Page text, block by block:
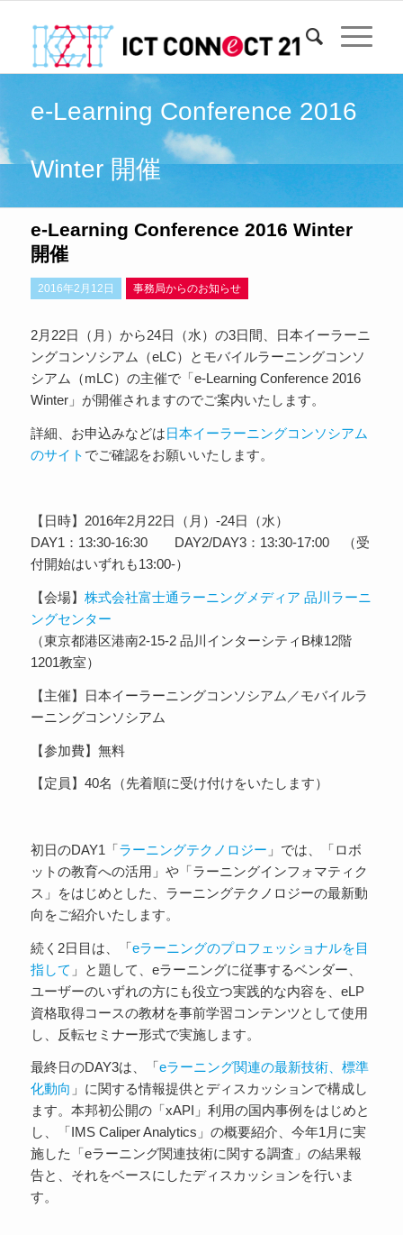
e-Learning Conference 2016
Winter 開催
e-Learning Conference 2016 Winter
開催
2016年2月12日 事務局からのお知らせ
2月22日（月）から24日（水）の3日間、日本イーラーニ
ングコンソシアム（eLC）とモバイルラーニングコンソ
シアム（mLC）の主催で「e-Learning Conference 2016
Winter」が開催されますのでご案内いたします。
詳細、お申込みなどは日本イーラーニングコンソシアム
のサイト でご確認をお願いいたします。
【日時】2016年2月22日（月）-24日（水）
DAY1：13:30-16:30 DAY2/DAY3：13:30-17:00 （受
付開始はいずれも13:00-）
【会場】 株式会社富士通ラーニングメディア 品川ラーニ
ングセンター
（東京都港区港南2-15-2 品川インターシティB棟12階
1201教室）
【主催】日本イーラーニングコンソシアム／モバイルラ
ーニングコンソシアム
【参加費】無料
【定員】40名（先着順に受け付けをいたします）
初日のDAY1「ラーニングテクノロジー 」では、「ロボ
ットの教育への活用」や「ラーニングインフォマティク
ス」をはじめとした、ラーニングテクノロジーの最新動
向をご紹介いたします。
続く2日目は、「eラーニングのプロフェッショナルを目
指して 」と題して、eラーニングに従事するベンダー、
ユーザーのいずれの方にも役立つ実践的な内容を、eLP
資格取得コースの教材を事前学習コンテンツとして使用
し、反転セミナー形式で実施します。
最終日のDAY3は、「eラーニング関連の最新技術、標準
化動向 」に関する情報提供とディスカッションで構成し
ます。本邦初公開の「xAPI」利用の国内事例をはじめと
し、「IMS Caliper Analytics」の概要紹介、今年1月に実
施した「eラーニング関連技術に関する調査」の結果報
告と、それをベースにしたディスカッションを行いま
す。